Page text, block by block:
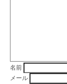
名前
メール